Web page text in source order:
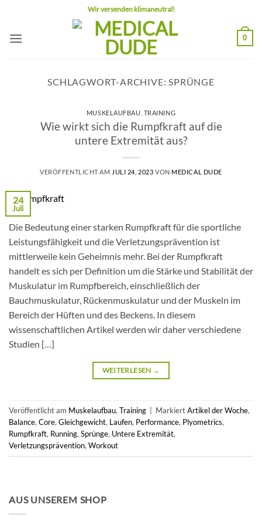
springen
Wir versenden klimaneutral!
0
SCHLAGWORT-ARCHIVE:SPRÜNGE
MUSKELAUFBAU TRAINING
Wie wirkt sich die Rumpfkraft auf die
untere Extremität aus?
VERÖFFENTLICHT AM JULI 24, 2023 VON MEDICAL DUDE
24
Juli
Die Bedeutung einer starken Rumpfkraft für die sportliche
Leistungsfähigkeit und die Verletzungsprävention ist
mittlerweile kein Geheimnis mehr. Bei der Rumpfkraft
handelt es sich per Definition um die Stärke und Stabilität der
Muskulatur im Rumpfbereich, einschließlich der
Bauchmuskulatur, Rückenmuskulatur und der Muskeln im
Bereich der Hüften und des Beckens. In diesem
wissenschaftlichen Artikel werden wir daher verschiedene
Studien […]
WEITERLESEN →
Veröffentlicht am Muskelaufbau,Training MarkiertArtikel der Woche,
Balance,Core,Gleichgewicht, Laufen, Performance, Plyometrics,
Rumpfkraft, Running,Sprünge, Untere Extremität,
Verletzungsprävention,Workout
AUS UNSEREM SHOP